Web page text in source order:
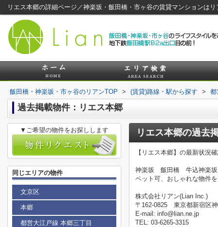
リエス本郷の詳細ページ／神楽坂・飯田橋・市ヶ谷の賃貸マンションはリ
飯田橋・神楽坂・市ヶ谷のリアンTOP > (賃貸)路線・駅から探す > 都
過去掲載物件：リエス本郷
リエス本郷の過去
【リエス本郷】の最新状況
神楽坂 飯田橋 牛込神楽坂
ペット可、おしゃれな物件
株式会社リアン(Lian Inc.)
〒162-0825 東京都新宿区
E-mail: info@lian.ne.jp
TEL: 03-6265-3315
▼ご希望の物件をお探しします
同じエリアの物件
文京区
本郷
都営大江戸線 本郷三丁目